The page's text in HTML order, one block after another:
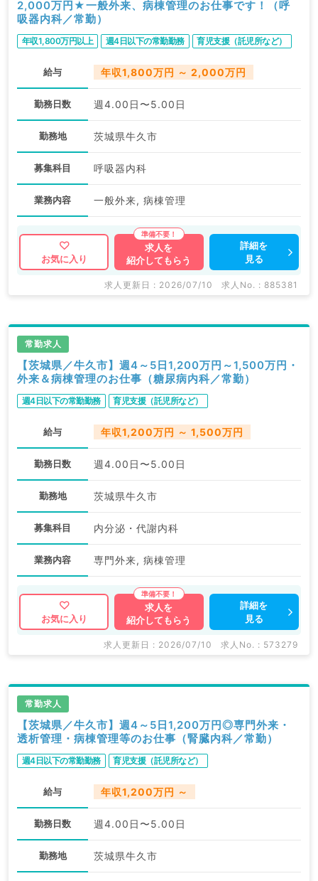
2,000万円★一般外来、病棟管理のお仕事です！（呼
吸器内科／常勤）
年収1,800万円以上 週4日以下の常勤勤務 育児支援（託児所など）
給与 年収1,800万円 ～ 2,000万円
勤務日数 週4.00日〜5.00日
勤務地 茨城県牛久市
募集科目 呼吸器内科
業務内容 一般外来, 病棟管理
お気に入り
求人を
紹介してもらう
詳細を
見る
求人更新日 : 2026/07/10 求人No. : 885381
常勤求人
【茨城県／牛久市】週4～5日1,200万円～1,500万円・
外来＆病棟管理のお仕事（糖尿病内科／常勤）
週4日以下の常勤勤務 育児支援（託児所など）
給与 年収1,200万円 ～ 1,500万円
勤務日数 週4.00日〜5.00日
勤務地 茨城県牛久市
募集科目 内分泌・代謝内科
業務内容 専門外来, 病棟管理
お気に入り
求人を
紹介してもらう
詳細を
見る
求人更新日 : 2026/07/10 求人No. : 573279
常勤求人
【茨城県／牛久市】週4～5日1,200万円◎専門外来・
透析管理・病棟管理等のお仕事（腎臓内科／常勤）
週4日以下の常勤勤務 育児支援（託児所など）
給与 年収1,200万円 ～
勤務日数 週4.00日〜5.00日
勤務地 茨城県牛久市